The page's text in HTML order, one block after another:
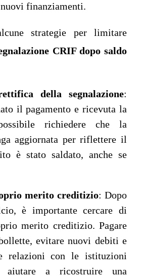
finanziamenti.
strategie per limitare
CRIF dopo saldo
della segnalazione:
il pagamento e ricevuta la
richiedere che la
aggiornata per riflettere il
è stato saldato, anche se
merito creditizio: Dopo
è importante cercare di
merito creditizio. Pagare
evitare nuovi debiti e
relazioni con le istituzioni
aiutare a ricostruire una